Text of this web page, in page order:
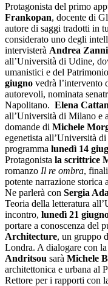
Protagonista del primo
Frankopan, docente di
autore di saggi tradotti in
considerato uno degli
intervisterà Andrea
all’Università di Udine,
umanistici e del
giugno vedrà l’intervento
autorevoli, nominata
Napolitano. Elena
all’Università di Milano e
domande di Michele
egenetista all’Università
programma lunedì 14
Protagonista la scrittrice
romanzo Il re ombra,
potente narrazione storica
Ne parlerà con Sergia
Teoria della letteratura
incontro, lunedì 21
portare a conoscenza del
Architecture, un gruppo
Londra. A dialogare con
Andritsou sarà Michele
architettonica e urbana al
Rettore per i rapporti con